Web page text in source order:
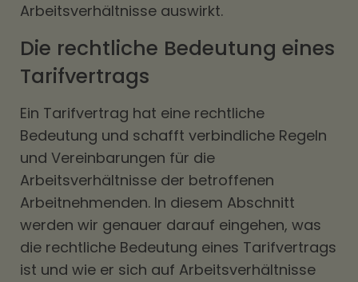
Arbeitsverhältnisse auswirkt.
Die rechtliche Bedeutung eines
Tarifvertrags
Ein Tarifvertrag hat eine rechtliche
Bedeutung und schafft verbindliche Regeln
und Vereinbarungen für die
Arbeitsverhältnisse der betroffenen
Arbeitnehmenden. In diesem Abschnitt
werden wir genauer darauf eingehen, was
die rechtliche Bedeutung eines Tarifvertrags
ist und wie er sich auf Arbeitsverhältnisse